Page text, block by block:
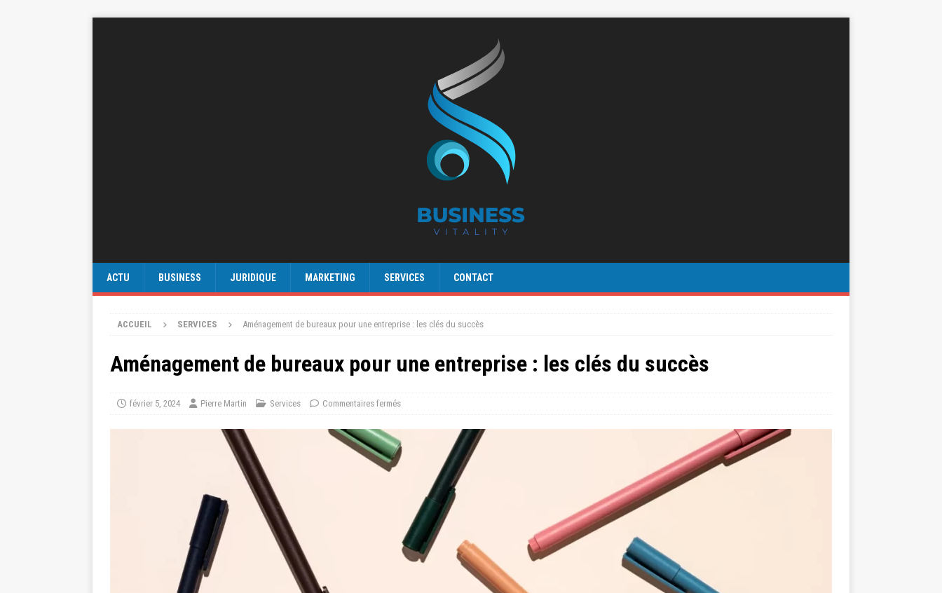
ACTU BUSINESS JURIDIQUE MARKETING SERVICES CONTACT
ACCUEIL SERVICES Aménagement de bureaux pour une entreprise : les clés du succès
Aménagement de bureaux pour une entreprise : les clés du succès
février 5, 2024 Pierre Martin Services Commentaires fermés